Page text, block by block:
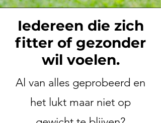
Iedereen die zich
fitter of gezonder
wil voelen.
Al van alles geprobeerd en
het lukt maar niet op